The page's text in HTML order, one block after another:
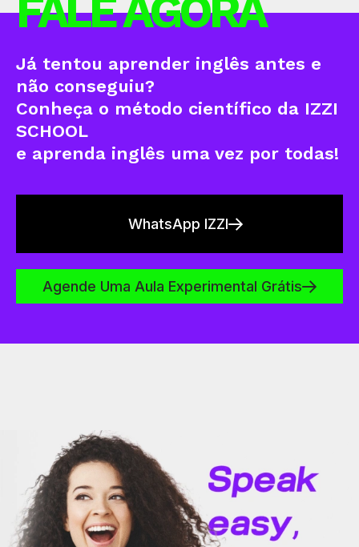
FALE AGORA
Já tentou aprender inglês antes e
não conseguiu?
Conheça o método científico da IZZI
SCHOOL
e aprenda inglês uma vez por todas!
WhatsApp IZZI
Agende Uma Aula Experimental Grátis